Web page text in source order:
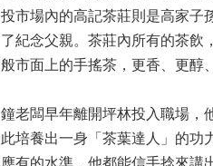
投市場內的高記茶莊則是高家子
了紀念父親。茶莊內所有的茶飲
般市面上的手搖茶，更香、更醇
鐘老闆早年離開坪林投入職場，
此培養出一身「茶葉達人」的功
應有的水準，他都能信手捻來講